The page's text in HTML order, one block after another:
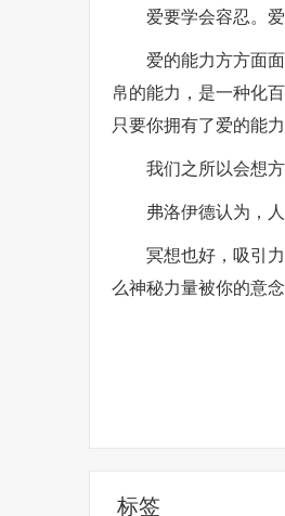
爱要学会容忍。爱
爱的能力方方面
帛的能力，是一种化
只要你拥有了爱的能
我们之所以会想
弗洛伊德认为，
冥想也好，吸引
么神秘力量被你的意念
标签